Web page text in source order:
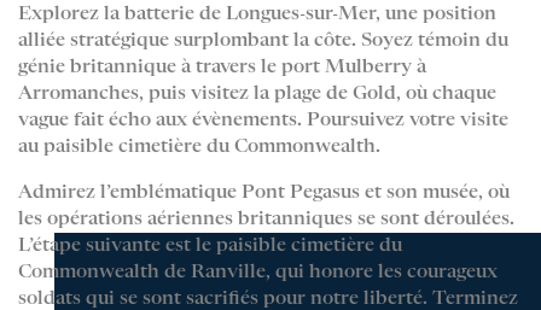
Explorez la batterie de Longues-sur-Mer, une position
alliée stratégique surplombant la côte. Soyez témoin du
génie britannique à travers le port Mulberry à
Arromanches, puis visitez la plage de Gold, où chaque
vague fait écho aux évènements. Poursuivez votre visite
au paisible cimetière du Commonwealth.
Admirez l’emblématique Pont Pegasus et son musée, où
les opérations aériennes britanniques se sont déroulées.
L’étape suivante est le paisible cimetière du
Commonwealth de Ranville, qui honore les courageux
soldats qui se sont sacrifiés pour notre liberté. Terminez